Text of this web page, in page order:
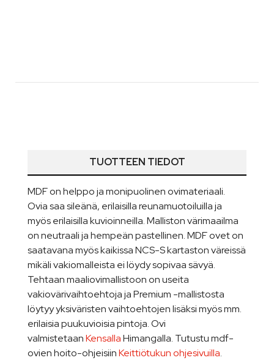
TUOTTEEN TIEDOT
MDF on helppo ja monipuolinen ovimateriaali.
Ovia saa sileänä, erilaisilla reunamuotoiluilla ja
myös erilaisilla kuvioinneilla. Malliston värimaailma
on neutraali ja hempeän pastellinen. MDF ovet on
saatavana myös kaikissa NCS-S kartaston väreissä
mikäli vakiomalleista ei löydy sopivaa sävyä.
Tehtaan maaliovimallistoon on useita
vakiovärivaihtoehtoja ja Premium -mallistosta
löytyy yksiväristen vaihtoehtojen lisäksi myös mm.
erilaisia puukuvioisia pintoja. Ovi
valmistetaanKensallaHimangalla. Tutustu mdf-
ovien hoito-ohjeisiinKeittiötukun ohjesivuilla.